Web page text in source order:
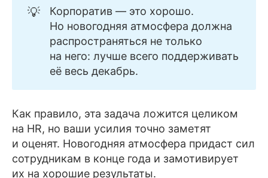
💡
Корпоратив — это хорошо.
Но новогодняя атмосфера должна
распространяться не только
на него: лучше всего поддерживать
её весь декабрь.
Как правило, эта задача ложится целиком
на HR, но ваши усилия точно заметят
и оценят. Новогодняя атмосфера придаст сил
сотрудникам в конце года и замотивирует
их на хорошие результаты.